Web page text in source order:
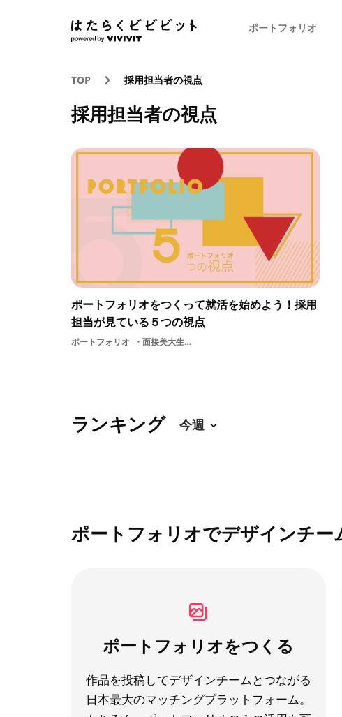
ポートフォリオ
TOP 採用担当者の視点
採用担当者の視点
ポートフォリオをつくって就活を始めよう！採用
担当が見ている５つの視点
ポートフォリオ 面接美大生デザイン採用担当者の視点クリエイター支援内定美大
ランキング
ポートフォリオでデザインチー
ポートフォリオをつくる
作品を投稿してデザインチームとつながる
日本最大のマッチングプラットフォーム。